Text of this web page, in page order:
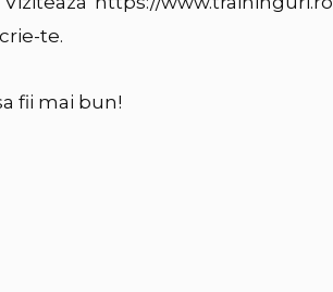
te.
fii mai bun!